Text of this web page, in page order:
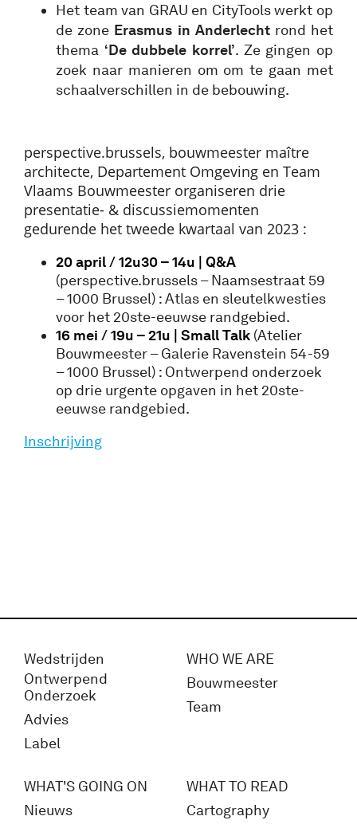
Het team van GRAU en CityTools werkt op
de zone Erasmus in Anderlechtrond het
thema ‘De dubbele korrel’. Ze gingen op
zoek naar manieren om om te gaan met
schaalverschillen in de bebouwing.
perspective.brussels, bouwmeester maître
architecte, Departement Omgeving en Team
Vlaams Bouwmeester organiseren drie
presentatie- & discussiemomenten
gedurende het tweede kwartaal van 2023 :
20 april / 12u30 – 14u | Q&A
(perspective.brussels – Naamsestraat 59
– 1000 Brussel) : Atlas en sleutelkwesties
voor het 20ste-eeuwse randgebied.
16 mei / 19u – 21u | Small Talk (Atelier
Bouwmeester – Galerie Ravenstein 54-59
– 1000 Brussel) : Ontwerpend onderzoek
op drie urgente opgaven in het 20ste-
eeuwse randgebied.
Inschrijving
Wedstrijden
Ontwerpend
Onderzoek
Advies
Label
WHO WE ARE
Bouwmeester
Team
WHAT'S GOING ON
Nieuws
WHAT TO READ
Cartography